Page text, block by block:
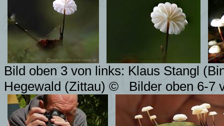
Bild oben 3 von links: Klaus Stangl
Hegewald (Zittau) ©
Bilder oben 6-7